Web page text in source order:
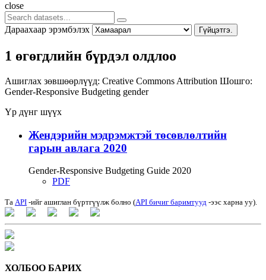
close
Дараахаар эрэмбэлэх Гүйцэтгэ.
1 өгөгдлийн бүрдэл олдлоо
Ашиглах зөвшөөрлүүд: Creative Commons Attribution Шошго:
Gender-Responsive Budgeting gender
Үр дүнг шүүх
Жендэрийн мэдрэмжтэй төсөвлөлтийн
гарын авлага 2020
Gender-Responsive Budgeting Guide 2020
PDF
Та API -ийг ашиглан бүртгүүлж болно (API бичиг баримтууд -ээс харна уу).
ХОЛБОО БАРИХ